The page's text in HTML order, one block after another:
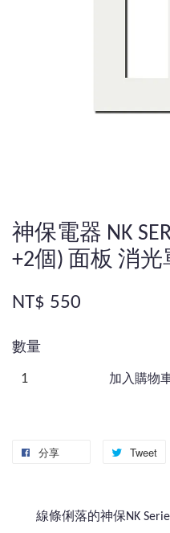
神保電器 NK
+2個) 面板 消
NT$ 550
數量
加入購物
分享 Tweet
線條俐落的神保NK Serie